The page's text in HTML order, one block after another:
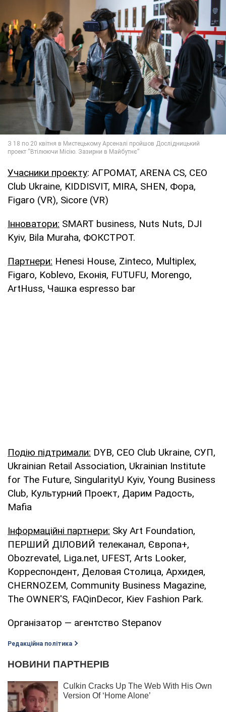
Учасники проекту: АГРОМАТ, ARENA CS, CEO
Club Ukraine, KIDDISVIT, MIRA, SHEN, Фора,
Figaro (VR), Sicore (VR)
Інноватори: SMART business, Nuts Nuts, DJI
Kyiv, Bila Muraha, ФОКСТРОТ.
Партнери: Henesi House, Zinteco, Multiplex,
Figaro, Koblevo, Еконія, FUTUFU, Morengo,
ArtHuss, Чашка espresso bar
Подію підтримали: DYB, CEO Club Ukraine, СУП,
Ukrainian Retail Association, Ukrainian Institute
for The Future, SingularityU Kyiv, Young Business
Club, Культурний Проект, Дарим Радость,
Mafia
Інформаційні партнери: Sky Art Foundation,
ПЕРШИЙ ДІЛОВИЙ телеканал, Європа+,
Obozrevatel, Liga.net, UFEST, Arts Looker,
Корреспондент, Деловая Столица, Архидея,
CHERNOZEM, Community Business Magazine,
The OWNER'S, FAQinDecor, Kiev Fashion Park.
Організатор — агентство Stepanov
Редакційна політика